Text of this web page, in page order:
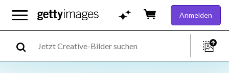
Anmelden